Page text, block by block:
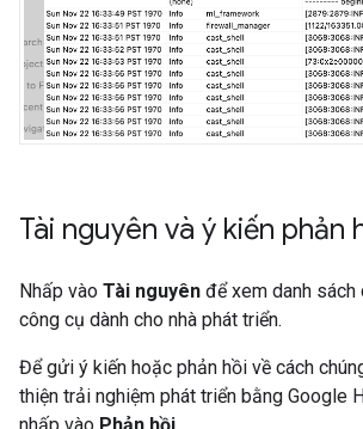
Tài nguyên và ý kiến phản
Nhấp vào Tài nguyên để xem danh sách
công cụ dành cho nhà phát triển.
Để gửi ý kiến hoặc phản hồi về cách
thiện trải nghiệm phát triển bằng Google